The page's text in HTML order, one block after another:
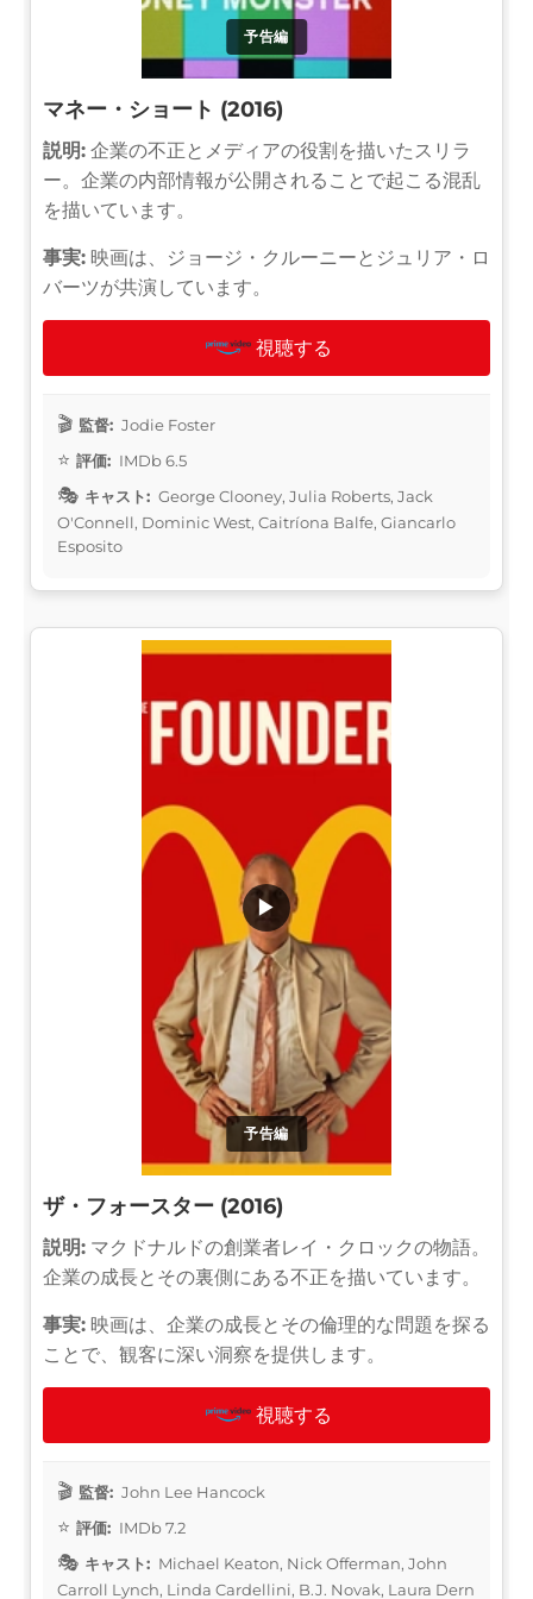
予告編
マネー・ショート (2016)
説明: 企業の不正とメディアの役割を描いたスリラ
ー。企業の内部情報が公開されることで起こる混乱
を描いています。
事実: 映画は、ジョージ・クルーニーとジュリア・ロ
バーツが共演しています。
視聴する
監督: Jodie Foster
評価: IMDb 6.5
キャスト: George Clooney, Julia Roberts, Jack
O'Connell, Dominic West, Caitríona Balfe, Giancarlo
Esposito
予告編
▶
ザ・フォースター (2016)
説明: マクドナルドの創業者レイ・クロックの物語。
企業の成長とその裏側にある不正を描いています。
事実: 映画は、企業の成長とその倫理的な問題を探る
ことで、観客に深い洞察を提供します。
視聴する
監督: John Lee Hancock
評価: IMDb 7.2
キャスト: Michael Keaton, Nick Offerman, John
Carroll Lynch, Linda Cardellini, B.J. Novak, Laura Dern